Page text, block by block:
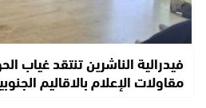
فيدرالية الناشرين تنتقد غياب
مقاولات الإعلام بالاقاليم